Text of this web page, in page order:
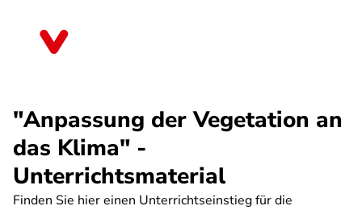
"Anpassung der Vegetation an
das Klima" -
Unterrichtsmaterial
Finden Sie hier einen Unterrichtseinstieg für die